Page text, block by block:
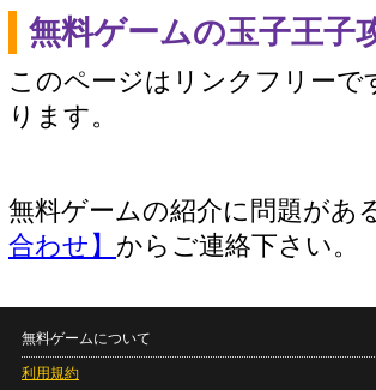
無料ゲームの玉子王子
このページはリンクフリーで
ります。
無料ゲームの紹介に問題があ
合わせ】 からご連絡下さい。
無料ゲームについて
利用規約